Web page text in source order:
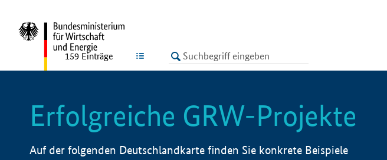
LISTE
159 Einträge
Erfolgreiche GRW-Projekte
Auf der folgenden Deutschlandkarte finden Sie konkrete Beispiele